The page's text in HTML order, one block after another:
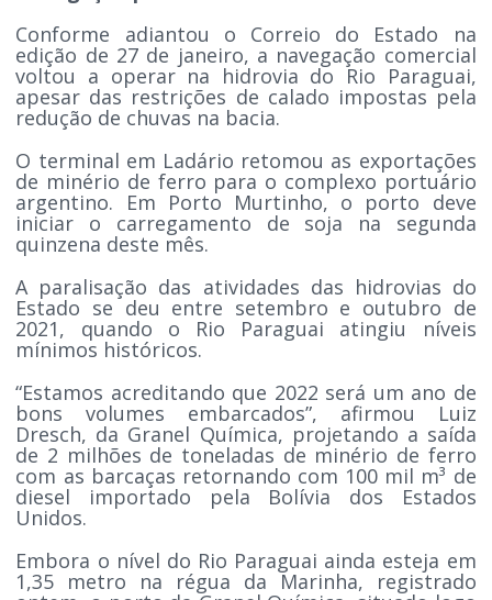
Conforme adiantou o Correio do Estado na
edição de 27 de janeiro, a navegação comercial
voltou a operar na hidrovia do Rio Paraguai,
apesar das restrições de calado impostas pela
redução de chuvas na bacia.
O terminal em Ladário retomou as exportações
de minério de ferro para o complexo portuário
argentino. Em Porto Murtinho, o porto deve
iniciar o carregamento de soja na segunda
quinzena deste mês.
A paralisação das atividades das hidrovias do
Estado se deu entre setembro e outubro de
2021, quando o Rio Paraguai atingiu níveis
mínimos históricos.
“Estamos acreditando que 2022 será um ano de
bons volumes embarcados”, afirmou Luiz
Dresch, da Granel Química, projetando a saída
de 2 milhões de toneladas de minério de ferro
com as barcaças retornando com 100 mil m³ de
diesel importado pela Bolívia dos Estados
Unidos.
Embora o nível do Rio Paraguai ainda esteja em
1,35 metro na régua da Marinha, registrado